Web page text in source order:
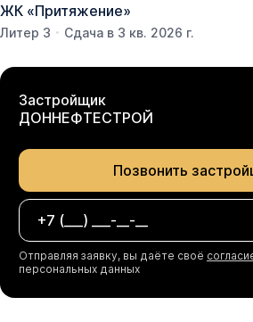
ЖК «Притяжение»
Литер 3 Сдача в 3 кв. 2026 г.
Застройщик
ДОННЕФТЕСТРОЙ
Позвонить
Отправляя заявку, вы даёте своё
персональных данных